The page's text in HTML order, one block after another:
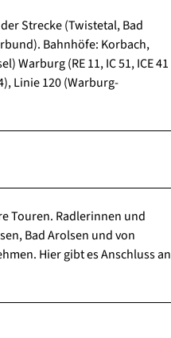
Strecke (Twistetal, Bad
Bahnhöfe: Korbach,
Warburg (RE 11, IC 51, ICE 41
Linie 120 (Warburg-
Touren. Radlerinnen und
Bad Arolsen und von
Hier gibt es Anschluss an